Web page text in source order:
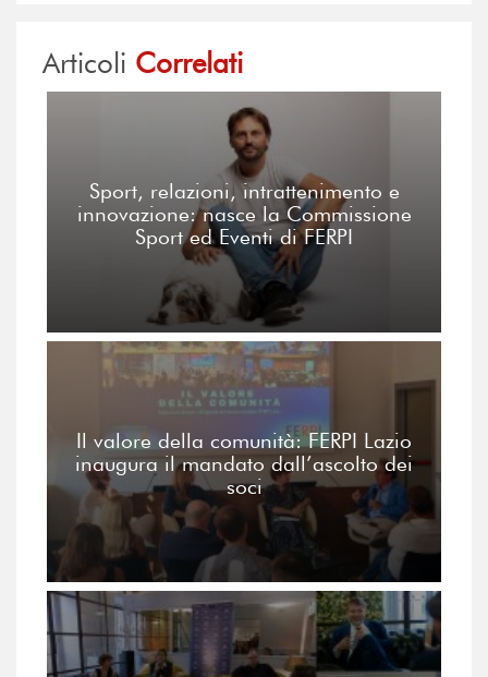
Articoli Correlati
Sport, relazioni, intrattenimento e
innovazione: nasce la Commissione
Sport ed Eventi di FERPI
Il valore della comunità: FERPI Lazio
inaugura il mandato dall’ascolto dei
soci